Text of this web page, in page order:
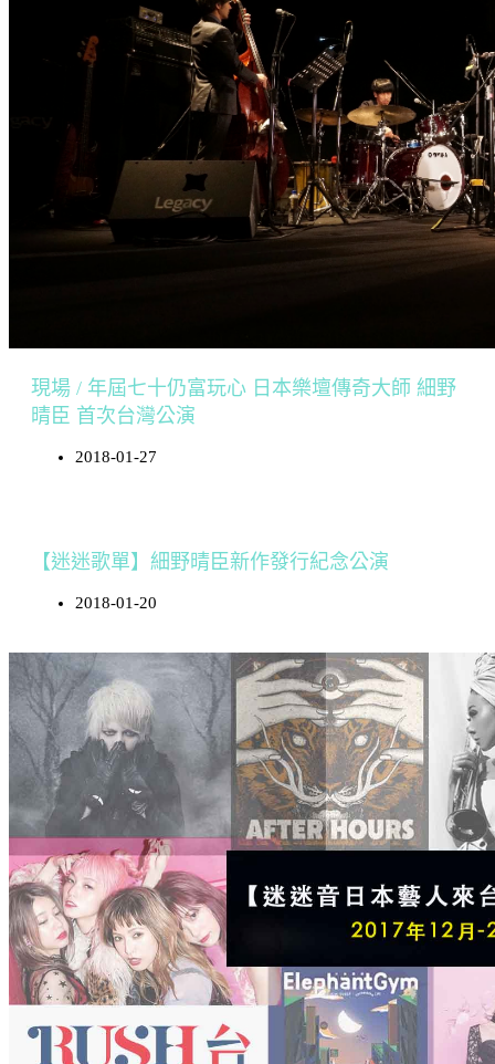
現場 / 年屆七十仍富玩心 日本樂壇傳奇大師 細野
晴臣 首次台灣公演
2018-01-27
【迷迷歌單】細野晴臣新作發行紀念公演
2018-01-20